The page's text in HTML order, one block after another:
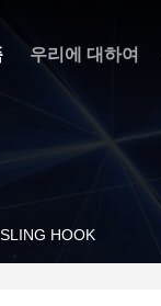
우리에 대하여
HOOK